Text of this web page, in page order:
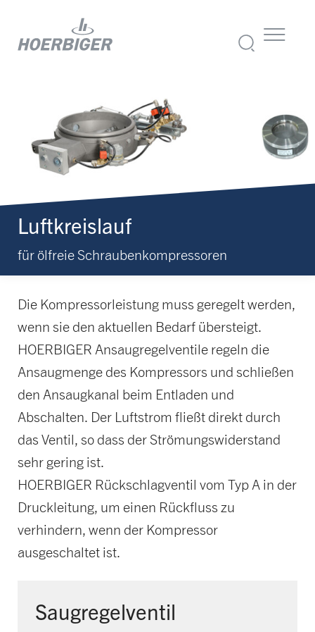
Luftkreislauf
für ölfreie Schraubenkompressoren
Die Kompressorleistung muss geregelt werden,
wenn sie den aktuellen Bedarf übersteigt.
HOERBIGER Ansaugregelventile regeln die
Ansaugmenge des Kompressors und schließen
den Ansaugkanal beim Entladen und
Abschalten. Der Luftstrom fließt direkt durch
das Ventil, so dass der Strömungswiderstand
sehr gering ist.
HOERBIGER Rückschlagventil vom Typ A in der
Druckleitung, um einen Rückfluss zu
verhindern, wenn der Kompressor
ausgeschaltet ist.
Saugregelventil